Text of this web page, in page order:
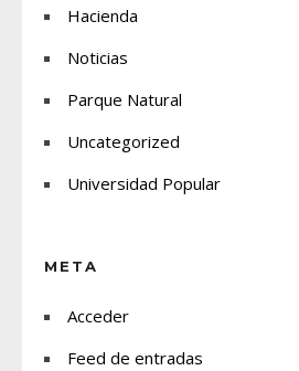
Hacienda
Noticias
Parque Natural
Uncategorized
Universidad Popular
META
Acceder
Feed de entradas